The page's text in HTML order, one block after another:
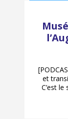
et
C’est